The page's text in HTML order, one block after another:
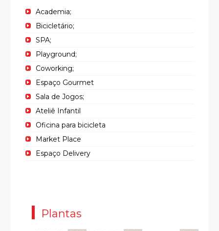
Academia;
Bicicletário;
SPA;
Playground;
Coworking;
Espaço Gourmet
Sala de Jogos;
Ateliê Infantil
Oficina para bicicleta
Market Place
Espaço Delivery
Plantas